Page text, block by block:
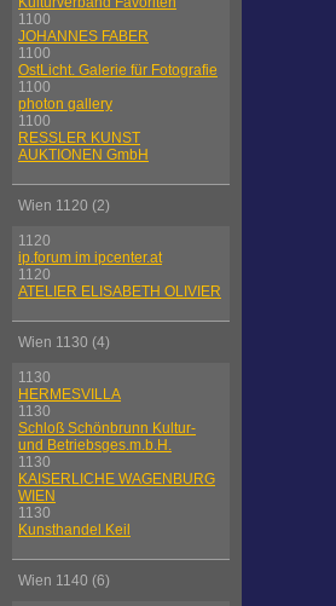
1100
JOHANNES FABER
1100
OstLicht. Galerie für Fotografie
1100
photon gallery
1100
RESSLER KUNST
AUKTIONEN GmbH
Wien 1120 (2)
1120
ip.forum im ipcenter.at
1120
ATELIER ELISABETH OLIVIER
Wien 1130 (4)
1130
HERMESVILLA
1130
Schloß Schönbrunn Kultur-
und Betriebsges.m.b.H.
1130
KAISERLICHE WAGENBURG
WIEN
1130
Kunsthandel Keil
Wien 1140 (6)